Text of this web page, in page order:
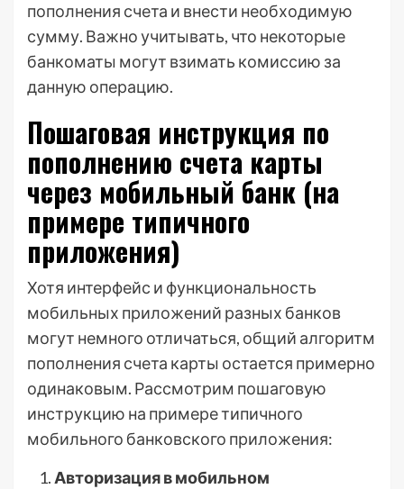
пополнения счета и внести необходимую
сумму. Важно учитывать, что некоторые
банкоматы могут взимать комиссию за
данную операцию.
Пошаговая инструкция по
пополнению счета карты
через мобильный банк (на
примере типичного
приложения)
Хотя интерфейс и функциональность
мобильных приложений разных банков
могут немного отличаться, общий алгоритм
пополнения счета карты остается примерно
одинаковым. Рассмотрим пошаговую
инструкцию на примере типичного
мобильного банковского приложения:
Авторизация в мобильном